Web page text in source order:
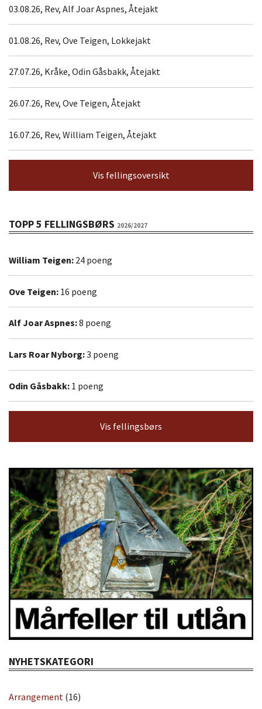
03.08.26, Rev, Alf Joar Aspnes, Åtejakt
01.08.26, Rev, Ove Teigen, Lokkejakt
27.07.26, Kråke, Odin Gåsbakk, Åtejakt
26.07.26, Rev, Ove Teigen, Åtejakt
16.07.26, Rev, William Teigen, Åtejakt
Vis fellingsoversikt
TOPP 5 FELLINGSBØRS 2026/2027
William Teigen: 24 poeng
Ove Teigen: 16 poeng
Alf Joar Aspnes:8 poeng
Lars Roar Nyborg:3 poeng
Odin Gåsbakk: 1 poeng
Vis fellingsbørs
NYHETSKATEGORI
Arrangement (16)